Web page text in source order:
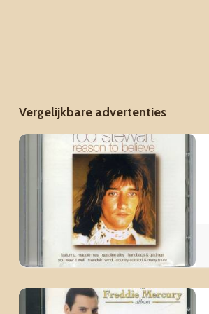
Vergelijkbare advertenties